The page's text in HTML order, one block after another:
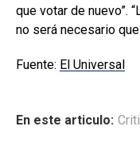
que votar de nuevo”.
no será necesario
Fuente: El Universal
En este articulo: